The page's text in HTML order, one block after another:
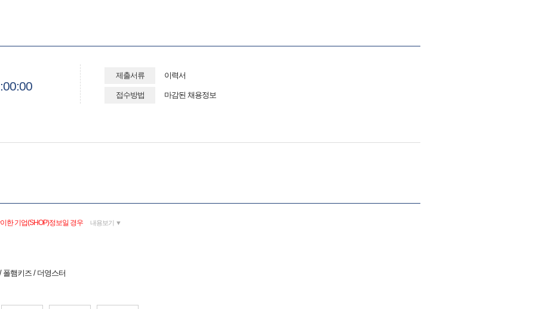
제출서류 이력서
접수방법 마감된 채용정보
한 기업(SHOP)정보일 경우 내용보기 ▼
폴햄키즈 / 더영스터